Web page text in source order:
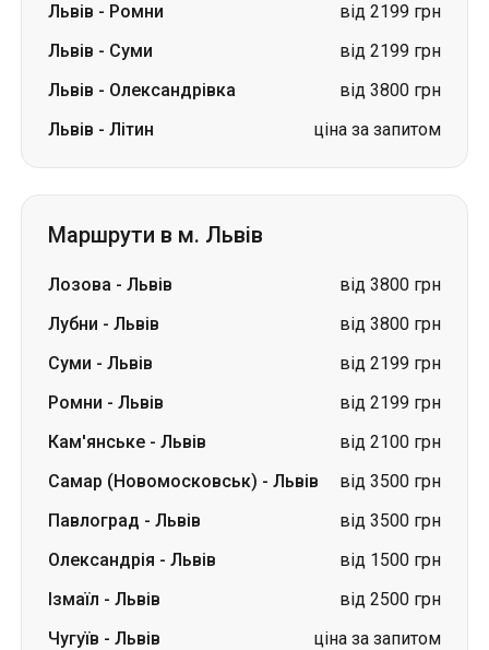
Львів - Ромни
від 2199 грн
Львів - Суми
від 2199 грн
Львів - Олександрівка
від 3800 грн
Львів - Літин ціна за запитом
Маршрути в м. Львів
Лозова - Львів
від 3800 грн
Лубни - Львів
від 3800 грн
Суми - Львів
від 2199 грн
Ромни - Львів
від 2199 грн
Кам'янське - Львів
від 2100 грн
Самар (Новомосковськ) - Львів
від 3500 грн
Павлоград - Львів
від 3500 грн
Олександрія - Львів
від 1500 грн
Ізмаїл - Львів
від 2500 грн
Чугуїв - Львів ціна за запитом